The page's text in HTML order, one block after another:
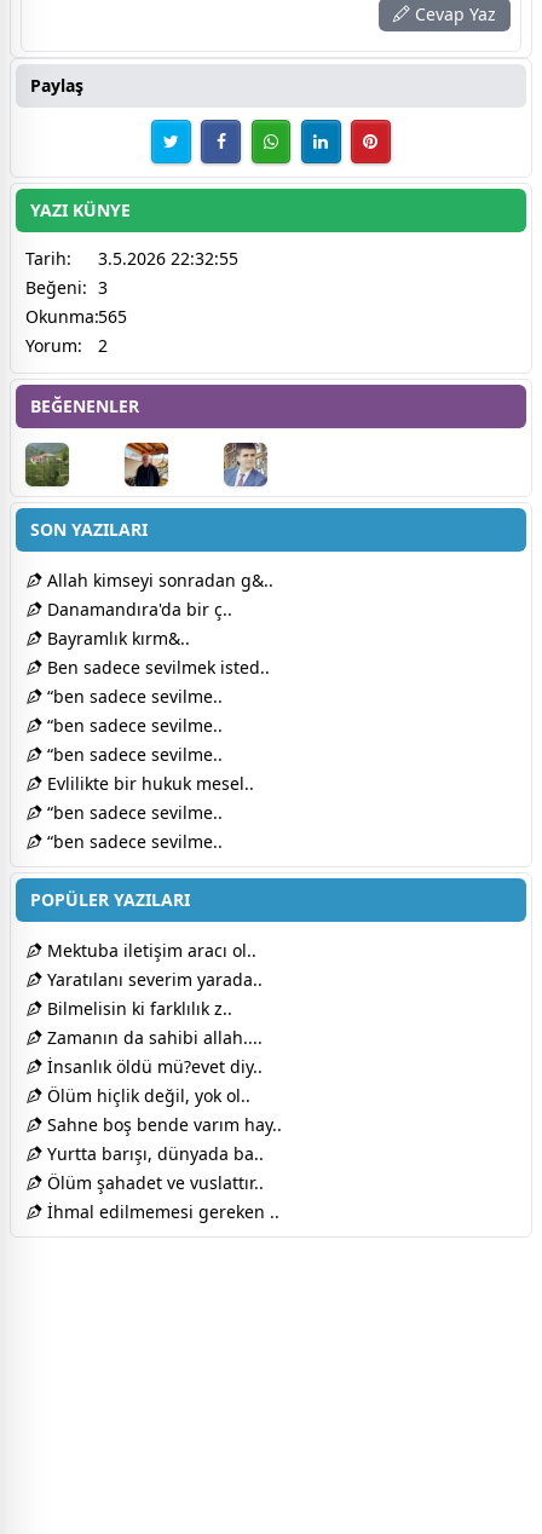
Cevap Yaz
Paylaş
YAZI KÜNYE
Tarih:
3.5.2026 22:32:55
Beğeni: 3
Okunma:565
Yorum:
2
BEĞENENLER
SON YAZILARI
Allah kimseyi sonradan g&..
Danamandıra'da bir ç..
Bayramlık kırm&..
Ben sadece sevilmek isted..
“ben sadece sevilme..
“ben sadece sevilme..
“ben sadece sevilme..
Evlilikte bir hukuk mesel..
“ben sadece sevilme..
“ben sadece sevilme..
POPÜLER YAZILARI
Mektuba iletişim aracı ol..
Yaratılanı severim yarada..
Bilmelisin ki farklılık z..
Zamanın da sahibi allah....
İnsanlık öldü mü?evet diy..
Ölüm hiçlik değil, yok ol..
Sahne boş bende varım hay..
Yurtta barışı, dünyada ba..
Ölüm şahadet ve vuslattır..
İhmal edilmemesi gereken ..